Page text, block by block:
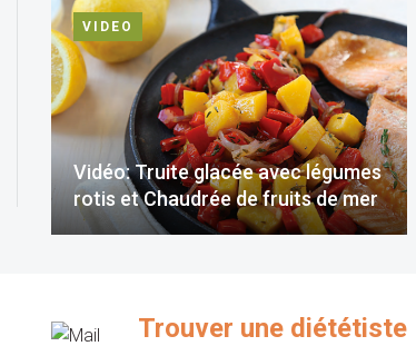
VIDEO
Vidéo: Truite glacée avec légumes
rotis et Chaudrée de fruits de mer
Trouver une diététiste